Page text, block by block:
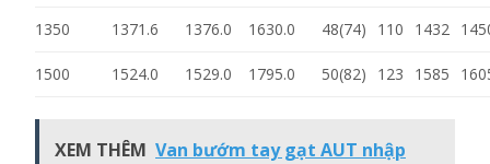
1350 1371.6 1376.0 1630.0 48(74) 110 1432
1500 1524.0 1529.0 1795.0 50(82) 123 1585
XEM THÊM Van bướm tay gạt AUT nhập